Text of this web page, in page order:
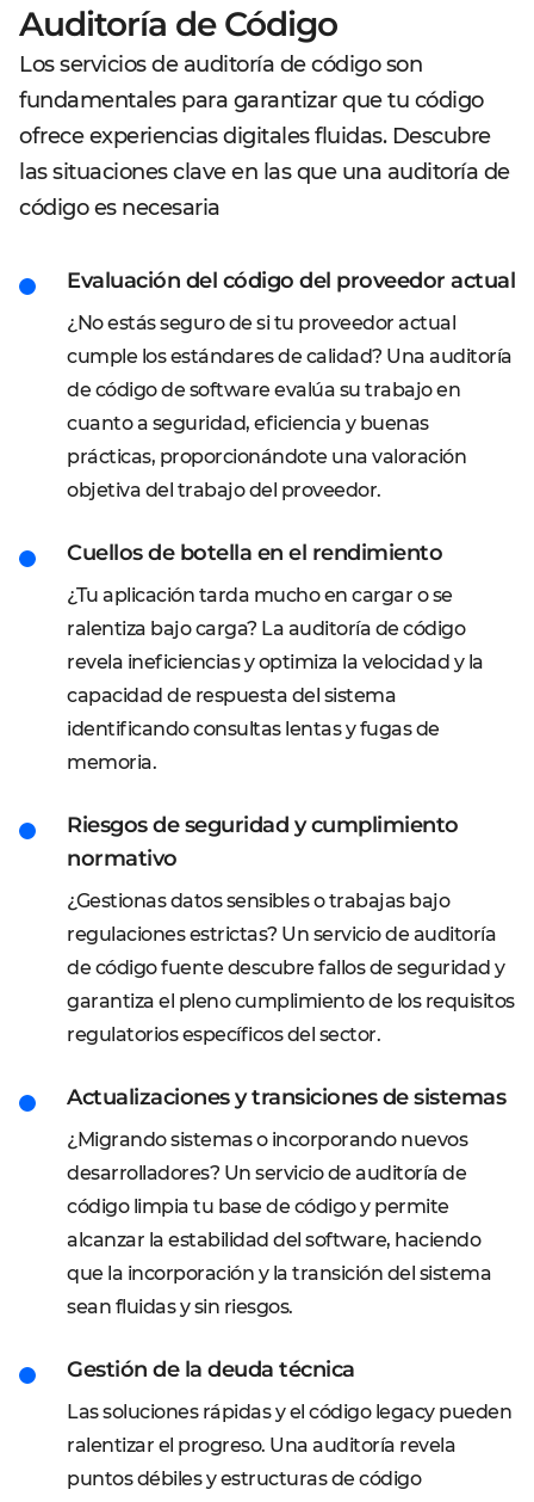
Auditoría de Código
Los servicios de auditoría de código son
fundamentales para garantizar que tu código
ofrece experiencias digitales fluidas. Descubre
las situaciones clave en las que una auditoría de
código es necesaria
Evaluación del código del proveedor actual
¿No estás seguro de si tu proveedor actual
cumple los estándares de calidad? Una auditoría
de código de software evalúa su trabajo en
cuanto a seguridad, eficiencia y buenas
prácticas, proporcionándote una valoración
objetiva del trabajo del proveedor.
Cuellos de botella en el rendimiento
¿Tu aplicación tarda mucho en cargar o se
ralentiza bajo carga? La auditoría de código
revela ineficiencias y optimiza la velocidad y la
capacidad de respuesta del sistema
identificando consultas lentas y fugas de
memoria.
Riesgos de seguridad y cumplimiento
normativo
¿Gestionas datos sensibles o trabajas bajo
regulaciones estrictas? Un servicio de auditoría
de código fuente descubre fallos de seguridad y
garantiza el pleno cumplimiento de los requisitos
regulatorios específicos del sector.
Actualizaciones y transiciones de sistemas
¿Migrando sistemas o incorporando nuevos
desarrolladores? Un servicio de auditoría de
código limpia tu base de código y permite
alcanzar la estabilidad del software, haciendo
que la incorporación y la transición del sistema
sean fluidas y sin riesgos.
Gestión de la deuda técnica
Las soluciones rápidas y el código legacy pueden
ralentizar el progreso. Una auditoría revela
puntos débiles y estructuras de código